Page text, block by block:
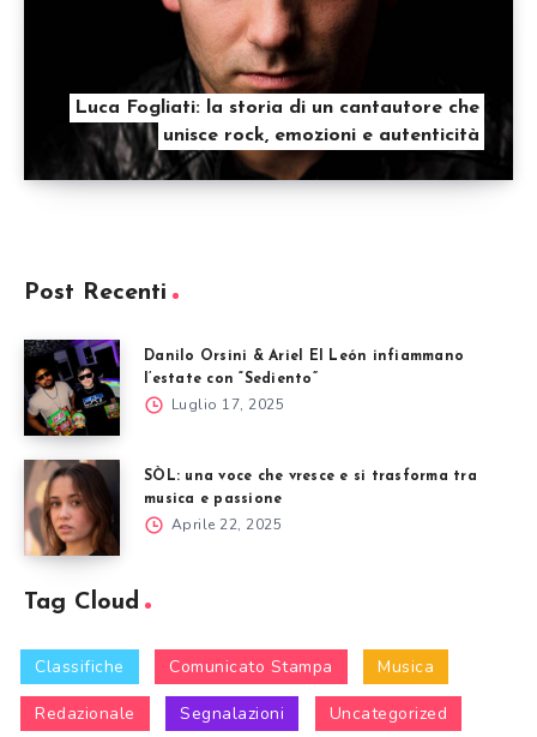
Luca Fogliati: la storia di un cantautore che
unisce rock, emozioni e autenticità
Post Recenti
Danilo Orsini & Ariel El León infiammano
l’estate con “Sediento”
Luglio 17, 2025
SÒL: una voce che vresce e si trasforma tra
musica e passione
Aprile 22, 2025
Tag Cloud
Classifiche Comunicato Stampa Musica
Redazionale Segnalazioni Uncategorized